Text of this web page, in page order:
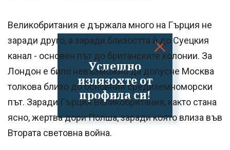
Успешно
излязохте от
профила си!
Великобритания е държала много на Гърция не
заради друго, а заради близостта ѝ до Суецкия
канал - основен път до британските колонии. За
Лондон е било невъзможно да допусне Москва
толкова близо до основния средиземноморски
път. Заради Гърция Великобритания, както стана
ясно, жертва дори Полша, заради която влиза във
Втората световна война.